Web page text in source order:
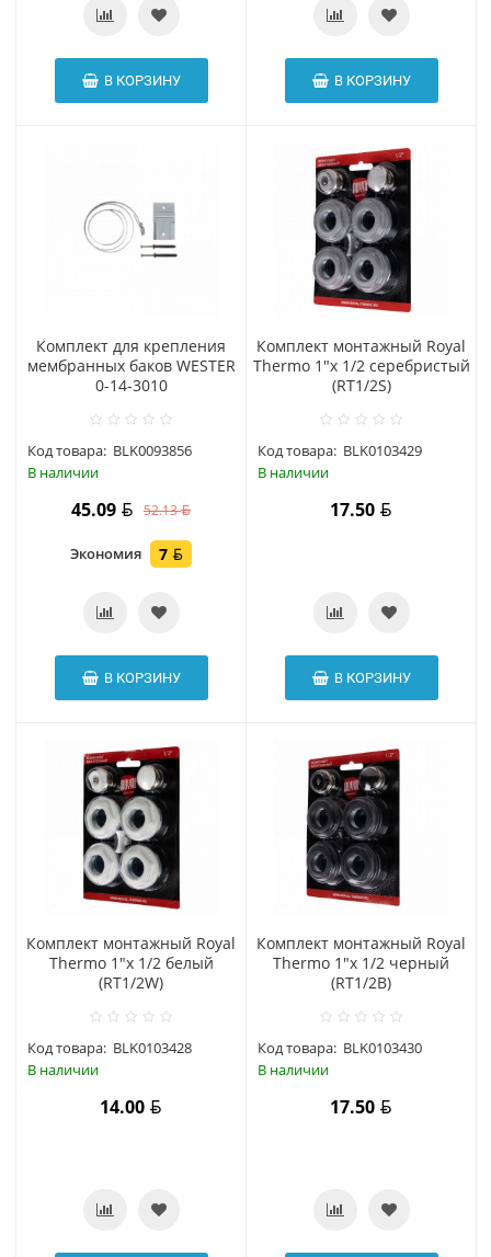
В КОРЗИНУ В КОРЗИНУ
Комплект для крепления
мембранных баков WESTER
0-14-3010
Код товара: BLK0093856
В наличии
45.09 52.13
Экономия 7
В КОРЗИНУ
Комплект монтажный Royal
Thermo 1"x 1/2 cеребристый
(RT1/2S)
Код товара: BLK0103429
В наличии
17.50
В КОРЗИНУ
Комплект монтажный Royal
Thermo 1"x 1/2 белый
(RT1/2W)
Код товара: BLK0103428
В наличии
14.00
Комплект монтажный Royal
Thermo 1"x 1/2 черный
(RT1/2B)
Код товара: BLK0103430
В наличии
17.50